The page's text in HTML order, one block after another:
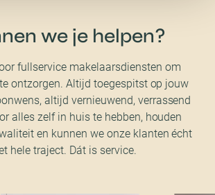
we je helpen?
fullservice makelaarsdiensten om
ontzorgen. Altijd toegespitst op jouw
altijd vernieuwend, verrassend
alles zelf in huis te hebben, houden
en kunnen we onze klanten écht
hele traject. Dát is service.